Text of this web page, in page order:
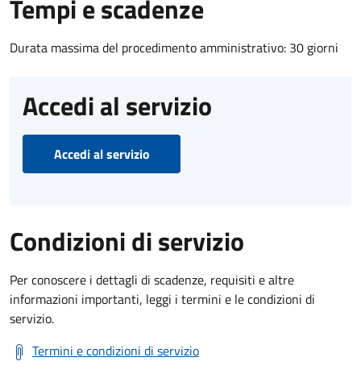
Tempi e scadenze
Durata massima del procedimento amministrativo: 30 giorni
Accedi al servizio
Accedi al servizio
Condizioni di servizio
Per conoscere i dettagli di scadenze, requisiti e altre
informazioni importanti, leggi i termini e le condizioni di
servizio.
Termini e condizioni di servizio